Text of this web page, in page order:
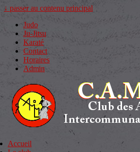
↓ passer au contenu principal
Judo
Ju-Jitsu
Karaté
Contact
Horaires
Admin
Accueil